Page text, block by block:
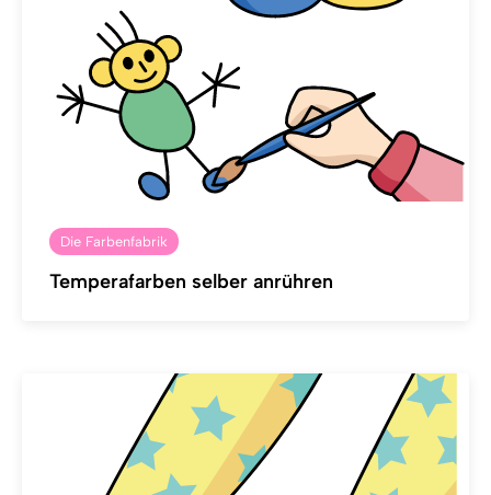
Die Farbenfabrik
Temperafarben selber anrühren